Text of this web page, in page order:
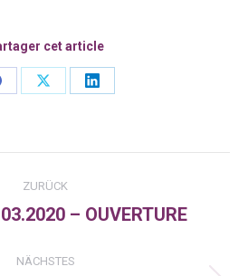
cet article
Share
Share
ZURÜCK
Vorheriger
– OUVERTURE
NÄCHSTES